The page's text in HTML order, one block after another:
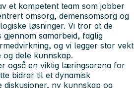
et kompetent team som jobber
omsorg, demensomsorg og
løsninger. Vi tror at de
gjennom samarbeid, faglig
og vi legger stor vekt
dele kunnskap.
også en viktig læringsarena for
bidrar til et dynamisk
diskusjoner, ny kunnskap og